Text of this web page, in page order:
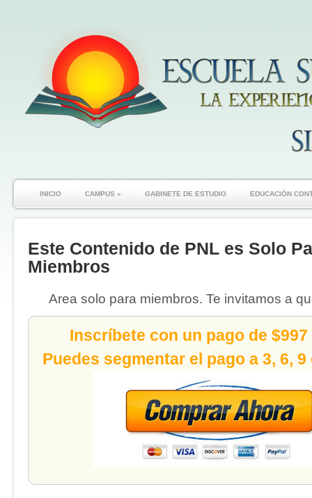
INICIO CAMPUS » GABINETE DE ESTUDIO EDUCACIÓN
Este Contenido de PNL es Solo
Miembros
Area solo para miembros. Te invitamos a
Inscríbete con un pago de
Puedes segmentar el pago a 3, 6, 9